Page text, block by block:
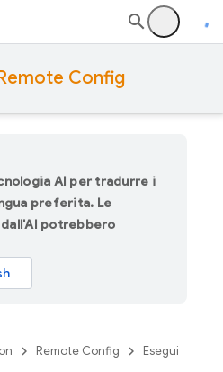
Config
AI per tradurre i
preferita. Le
potrebbero
Remote Config Esegui